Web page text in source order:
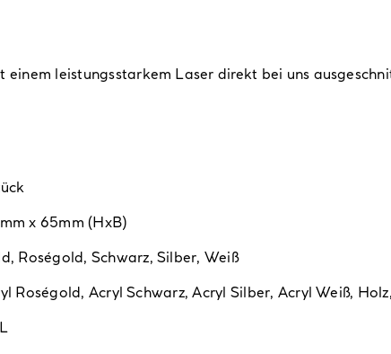
leistungsstarkem Laser direkt bei uns
x 65mm (HxB)
, Roségold, Schwarz, Silber, Weiß
Roségold, Acryl Schwarz,Acryl Silber, Acryl Weiß, Holz